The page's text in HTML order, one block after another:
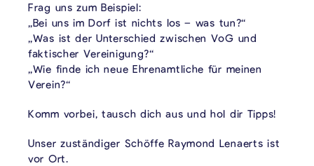
Frag uns zum Beispiel:
„Bei uns im Dorf ist nichts los – was tun?“
„Was ist der Unterschied zwischen VoG und
faktischer Vereinigung?“
„Wie finde ich neue Ehrenamtliche für meinen
Verein?“
Komm vorbei, tausch dich aus und hol dir Tipps!
Unser zuständiger Schöffe Raymond Lenaerts ist
vor Ort.